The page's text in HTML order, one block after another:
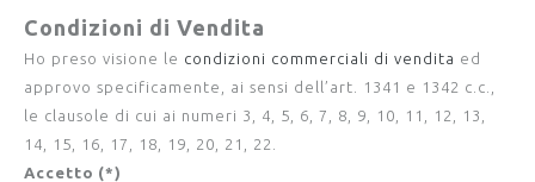
Condizioni di Vendita
Ho preso visione le condizioni commerciali di vendita ed
approvo specificamente, ai sensi dell’art. 1341 e 1342 c.c.,
le clausole di cui ai numeri 3, 4, 5, 6, 7, 8, 9, 10, 11, 12, 13,
14, 15, 16, 17, 18, 19, 20, 21, 22.
Accetto (*)